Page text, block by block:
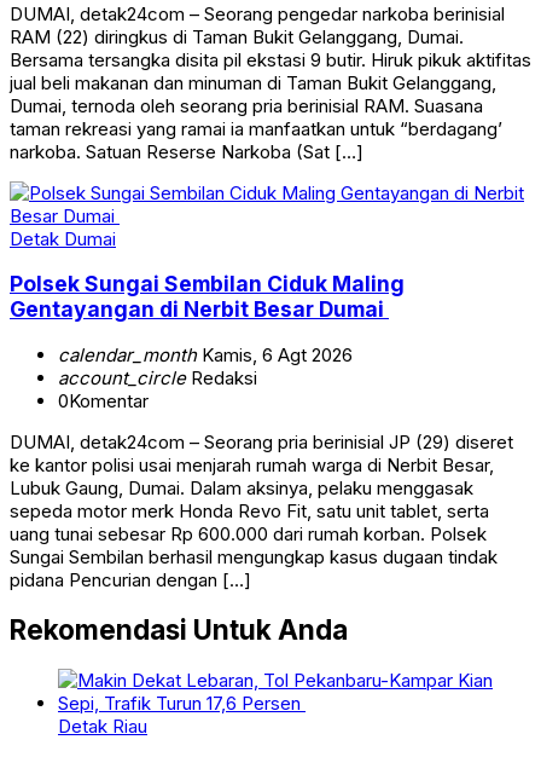
DUMAI, detak24com – Seorang pengedar narkoba berinisial
RAM (22) diringkus di Taman Bukit Gelanggang, Dumai.
Bersama tersangka disita pil ekstasi 9 butir. Hiruk pikuk aktifitas
jual beli makanan dan minuman di Taman Bukit Gelanggang,
Dumai, ternoda oleh seorang pria berinisial RAM. Suasana
taman rekreasi yang ramai ia manfaatkan untuk “berdagang’
narkoba. Satuan Reserse Narkoba (Sat […]
Detak Dumai
Polsek Sungai Sembilan Ciduk Maling
Gentayangan di Nerbit Besar Dumai
calendar_monthKamis, 6 Agt 2026
account_circleRedaksi
0Komentar
DUMAI, detak24com – Seorang pria berinisial JP (29) diseret
ke kantor polisi usai menjarah rumah warga di Nerbit Besar,
Lubuk Gaung, Dumai. Dalam aksinya, pelaku menggasak
sepeda motor merk Honda Revo Fit, satu unit tablet, serta
uang tunai sebesar Rp 600.000 dari rumah korban. Polsek
Sungai Sembilan berhasil mengungkap kasus dugaan tindak
pidana Pencurian dengan […]
Rekomendasi Untuk Anda
Detak Riau